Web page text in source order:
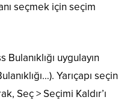
seçmek için seçim
uygulayın
Yarıçapı seçin
Seç > Seçimi Kaldır’ı